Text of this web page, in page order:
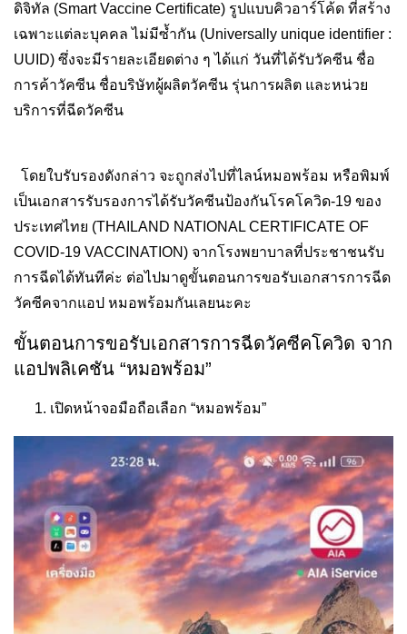
ดิจิทัล (Smart Vaccine Certificate) รูปแบบคิวอาร์โค้ด ที่สร้าง
เฉพาะแต่ละบุคคล ไม่มีซ้ำกัน (Universally unique identifier :
UUID) ซึ่งจะมีรายละเอียดต่าง ๆ ได้แก่ วันที่ได้รับวัคซีน ชื่อ
การค้าวัคซีน ชื่อบริษัทผู้ผลิตวัคซีน รุ่นการผลิต และหน่วย
บริการที่ฉีดวัคซีน
โดยใบรับรองดังกล่าว จะถูกส่งไปที่ไลน์หมอพร้อม หรือพิมพ์
เป็นเอกสารรับรองการได้รับวัคซีนป้องกันโรคโควิด-19 ของ
ประเทศไทย (THAILAND NATIONAL CERTIFICATE OF
COVID-19 VACCINATION) จากโรงพยาบาลที่ประชาชนรับ
การฉีดได้ทันทีค่ะ ต่อไปมาดูขั้นตอนการขอรับเอกสารการฉีด
วัคซีคจากแอป หมอพร้อมกันเลยนะคะ
ขั้นตอนการขอรับเอกสารการฉีดวัคซีคโควิด จาก
แอปพลิเคชัน “หมอพร้อม”
เปิดหน้าจอมือถือเลือก “หมอพร้อม”